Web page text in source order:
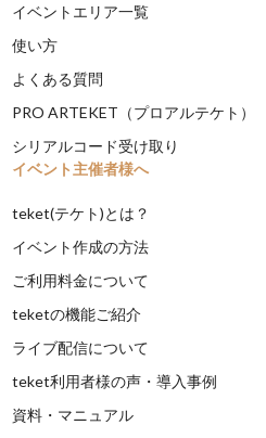
イベントエリア一覧
使い方
よくある質問
PRO ARTEKET（プロアルテケト）
シリアルコード受け取り
イベント主催者様へ
teket(テケト)とは？
イベント作成の方法
ご利用料金について
teketの機能ご紹介
ライブ配信について
teket利用者様の声・導入事例
資料・マニュアル